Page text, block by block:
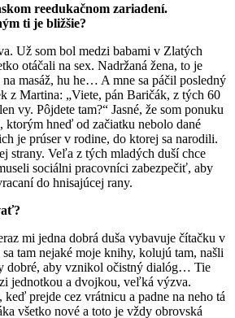
reedukačnom zariadení.
ti je bližšie?
Už som bol medzi babami v Zlatých
otáčali na sex. Nadržaná žena, to je
masáž, hu he… A mne sa páčil posledný
z Martina: „Viete, pán Baričák, z tých 60
vy. Pôjdete tam?“ Jasné, že som ponuku
hneď od začiatku nebolo dané
je prúser v rodine, do ktorej sa narodili.
strany. Veľa z tých mladých duší chce
sociálni pracovníci zabezpečiť, aby
do hnisajúcej rany.
mi jedna dobrá duša vybavuje čítačku v
tam nejaké moje knihy, kolujú tam, našli
dobré, aby vznikol očistný dialóg… Tie
jednotkou a dvojkou, veľká výzva.
prejde cez vrátnicu a padne na neho tá
všetko nové a toto je vždy obrovská